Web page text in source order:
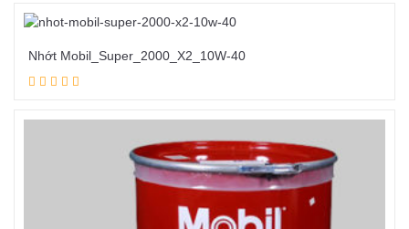
Nhớt Mobil_Super_2000_X2_10W-40